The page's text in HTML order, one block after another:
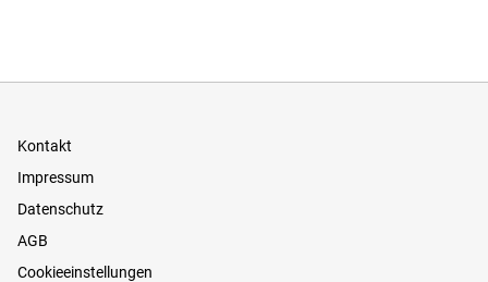
Kontakt
Impressum
Datenschutz
AGB
Cookieeinstellungen